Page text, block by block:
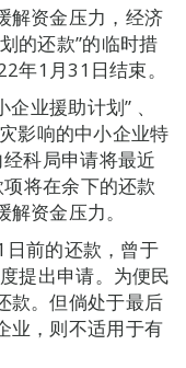
解资金压力，经济
的还款”的临时措
年1月31日结束。
业援助计划” 、
影响的中小企业特
科局申请将最近
将在余下的还款
资金压力。
前的还款，曾于
提出申请。为便民
款。但倘处于最后
业，则不适用于有